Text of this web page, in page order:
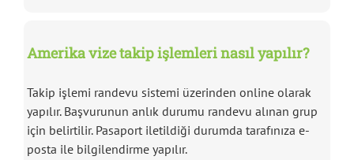
Amerika vize takip işlemleri nasıl yapılır?
Takip işlemi randevu sistemi üzerinden online olarak
yapılır. Başvurunun anlık durumu randevu alınan grup
için belirtilir. Pasaport iletildiği durumda tarafınıza e-
posta ile bilgilendirme yapılır.